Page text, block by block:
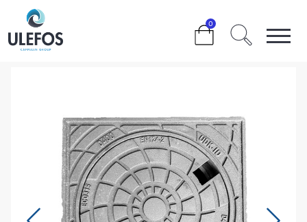
0
>>> FIRKANTET KARM OG DÆKSEL